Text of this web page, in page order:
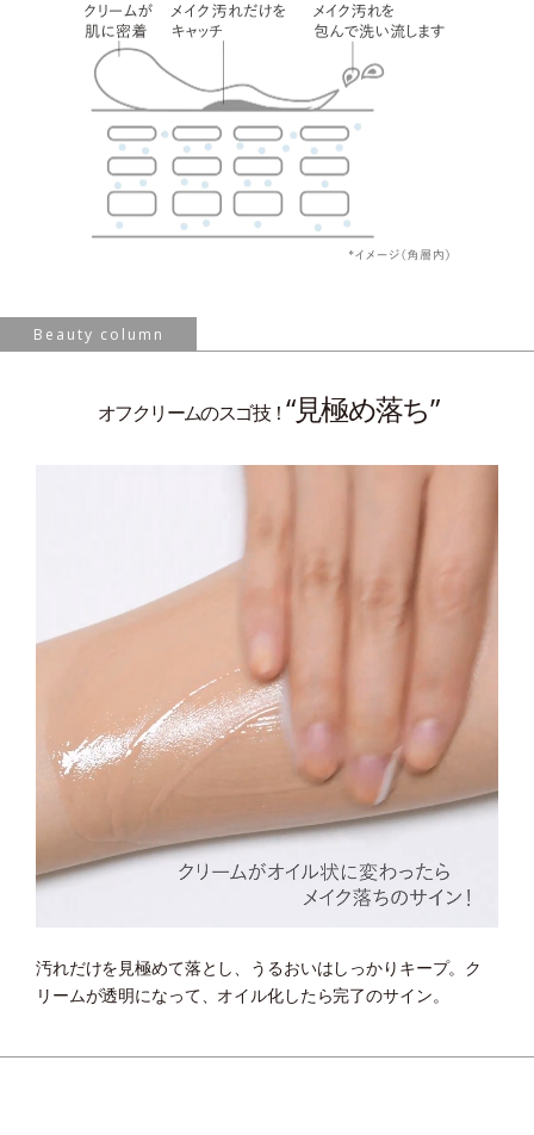
Beauty column
オフクリームのスゴ技！“見極め落ち”
汚れだけを見極めて落とし、うるおいはしっかりキープ。 ク
リームが透明になって、オイル化したら完了のサイン。